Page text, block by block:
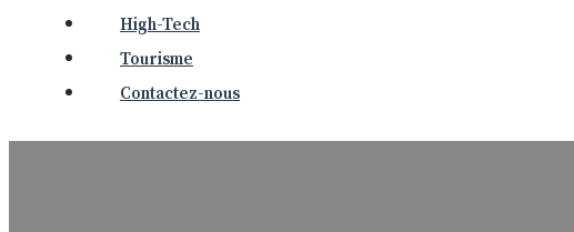
High-Tech
Tourisme
Contactez-nous